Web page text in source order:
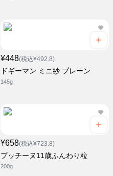
¥448(税込¥492.8)
ドギーマン ミニ紗 プレーン
145g
¥658(税込¥723.8)
プッチーヌ11歳ふんわり粒
200g